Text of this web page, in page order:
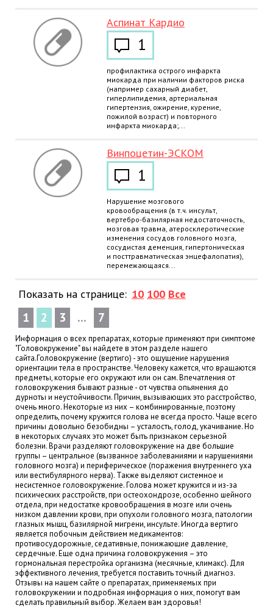
Аспинат Кардио
1
профилактика острого инфаркта
миокарда при наличии факторов риска
(например сахарный диабет,
гиперлипидемия, артериальная
гипертензия, ожирение, курение,
пожилой возраст) и повторного
инфаркта миокарда;...
Винпоцетин-ЭСКОМ
1
Нарушение мозгового
кровообращения (в т.ч. инсульт,
вертебро-базилярная недостаточность,
мозговая травма, атеросклеротические
изменения сосудов головного мозга,
сосудистая деменция, гипертоническая
и посттравматическая энцефалопатия),
перемежающаяся...
Показать на странице: 10 100 Все
1 2 3 ... 7
Информация о всех препаратах, которые применяют при симптоме
"Головокружение" вы найдете в этом разделе нашего
сайта.Головокружение (вертиго) - это ощущение нарушения
ориентации тела в пространстве. Человеку кажется, что вращаются
предметы, которые его окружают или он сам. Впечатления от
головокружения бывают разные - от чувства опьянения до
дурноты и неустойчивости. Причин, вызывающих это расстройство,
очень много. Некоторые из них – комбинированные, поэтому
определить, почему кружится голова не всегда просто. Чаще всего
причины довольно безобидны – усталость, голод, укачивание. Но
в некоторых случаях это может быть признаком серьезной
болезни. Врачи разделяют головокружение на две большие
группы – центральное (вызванное заболеваниями и нарушениями
головного мозга) и периферическое (поражения внутреннего уха
или вестибулярного нерва). Также выделяют системное и
несистемное головокружение. Голова может кружится и из-за
психических расстройств, при остеохондрозе, особенно шейного
отдела, при недостатке кровообращения в мозге или очень
низком давлении крови, при опухоли головного мозга, патологии
глазных мышц, базилярной мигрени, инсульте. Иногда вертиго
является побочным действием медикаментов:
противосудорожные, седативные, понижающие давление,
сердечные. Еще одна причина головокружения – это
гормональная перестройка организма (месячные, климакс). Для
эффективного лечения, требуется поставить точный диагноз.
Отзывы на нашем сайте о препаратах, применяемых при
головокружении и подробная информация о них, помогут вам
сделать правильный выбор. Желаем вам здоровья!